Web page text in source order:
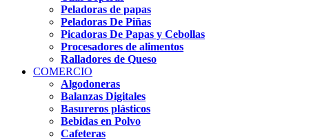
Peladoras de papas
Peladoras De Piñas
Picadoras De Papas y Cebollas
Procesadores de alimentos
Ralladores de Queso
COMERCIO
Algodoneras
Balanzas Digitales
Basureros plásticos
Bebidas en Polvo
Cafeteras